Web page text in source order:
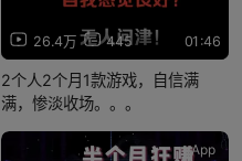
26.4万 445 01:46
2个人2个月1款游戏，自信满
满，惨淡收场。。。
App